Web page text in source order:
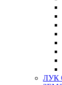
ЛУК